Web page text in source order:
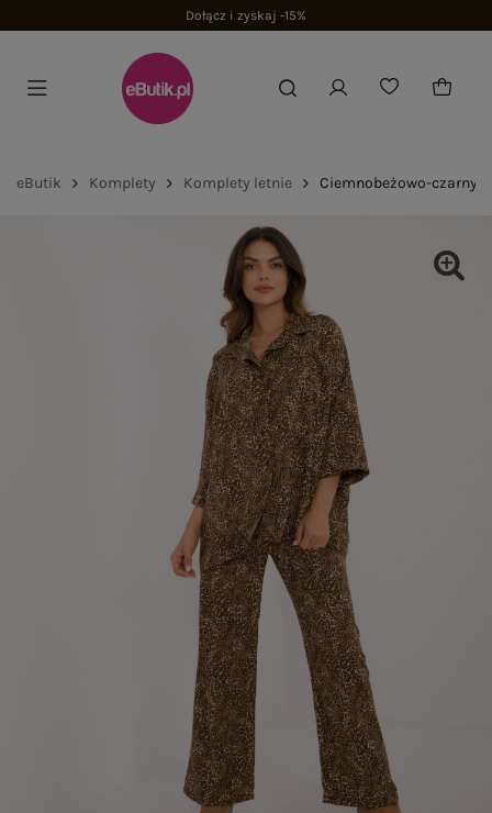
Dołącz i zyskaj -15%
eButik Komplety Komplety letnie Ciemnobeżowo-czarny